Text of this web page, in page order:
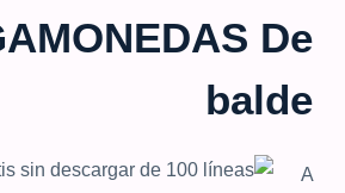
De
balde
A